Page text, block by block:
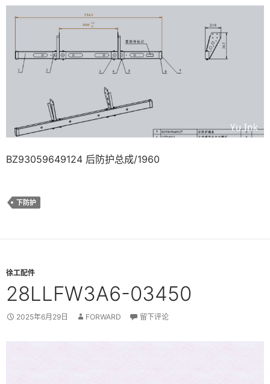
BZ93059649124 后防护总成/1960
下防护
徐工配件
28LLFW3A6-03450
2025年6月29日 FORWARD 留下评论